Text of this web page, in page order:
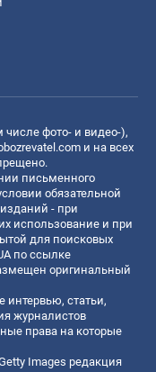
фото- и видео-),
и на всех
письменного
обязательной
- при
использование и при
для поисковых
по ссылке
оригинальный
интервью, статьи,
журналистов
права на которые
Images редакция